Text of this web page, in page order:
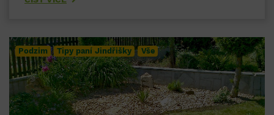
Podzim Tipy paní Jindřišky Vše